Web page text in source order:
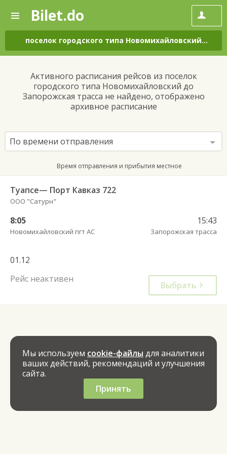
—
Поиск
и
покупка
билетов
автобус
онлайн
Bilet.do
поселок городского типа Новомихайловский
–
Активного расписания рейсов из поселок
городского типа Новомихайловский до
Запорожская трасса не найдено, отображено
архивное расписание
По времени отправления
Время отправления и прибытия местное
Туапсе— Порт Кавказ 722
ООО "Сатурн"
8:05
Новомихайловский пгт АС
15:43
Запорожская трасса
01.12
Рейс неактивен
Выбрать
Мы используем cookie-файлы для аналитики
ваших действий, рекомендаций и улучшения
сайта.
Принять